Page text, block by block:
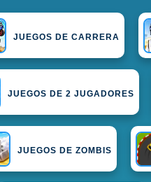
JUEGOS DE CARRERA
JUEGOS DE 2 JUGADORES
JUEGOS DE ZOMBIS